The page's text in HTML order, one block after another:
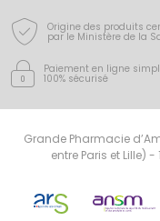
Origine des produits
par le Ministère de la
Paiement en ligne
100% sécurisé
Grande Pharmacie
entre Paris et Lille)